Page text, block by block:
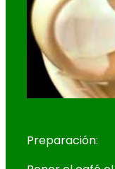
Preparación: